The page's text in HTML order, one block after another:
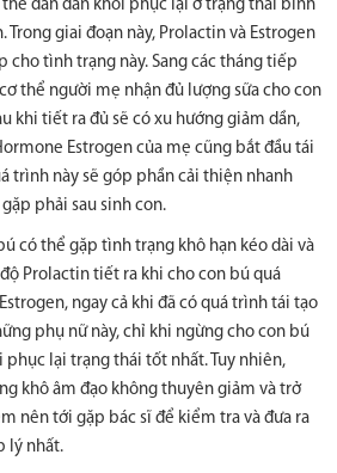
dần dần khôi phục lại ở trạng thái bình
giai đoạn này, Prolactin và Estrogen
tình trạng này. Sang các tháng tiếp
thể người mẹ nhận đủ lượng sữa cho con
khi tiết ra đủ sẽ có xu hướng giảm dần,
Estrogen của mẹ cũng bắt đầu tái
trình này sẽ góp phần cải thiện nhanh
phải sau sinh con.
có thể gặp tình trạng khô hạn kéo dài và
Prolactin tiết ra khi cho con bú quá
ngay cả khi đã có quá trình tái tạo
phụ nữ này, chỉ khi ngừng cho con bú
lại trạng thái tốt nhất. Tuy nhiên,
khô âm đạo không thuyên giảm và trở
nên tới gặp bác sĩ để kiểm tra và đưa ra
lý nhất.